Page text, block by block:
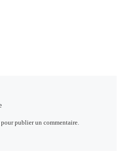
pour publier un commentaire.